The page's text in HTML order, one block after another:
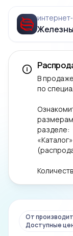
В
по
разделе:
От
Доступные